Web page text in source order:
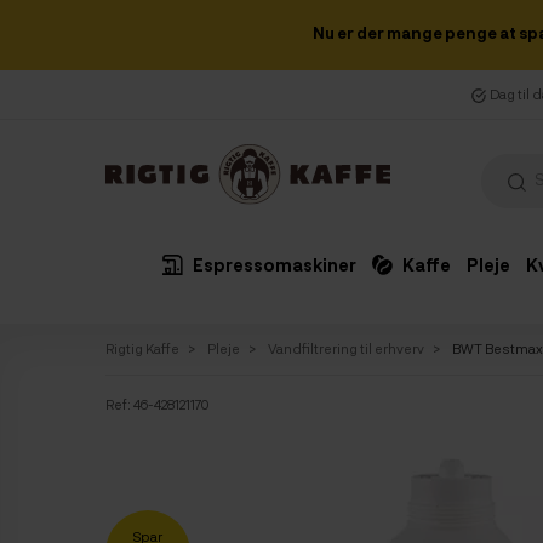
Nu er der mange penge at
Dag til
Espressomaskiner Kaffe Pleje
Rigtig Kaffe Pleje Vandfiltrering til erhverv BWT
Ref: 46-428121170
Spar